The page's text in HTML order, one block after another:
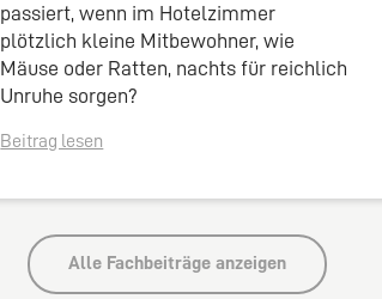
passiert, wenn im Hotelzimmer
plötzlich kleine Mitbewohner, wie
Mäuse oder Ratten, nachts für reichlich
Unruhe sorgen?
Beitrag lesen
Alle Fachbeiträge anzeigen